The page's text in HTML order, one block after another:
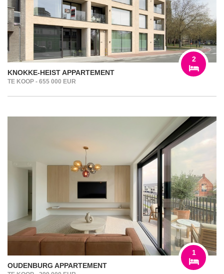
KNOKKE-HEIST APPARTEMENT
TE KOOP - 655 000 EUR
2
OUDENBURG APPARTEMENT
1